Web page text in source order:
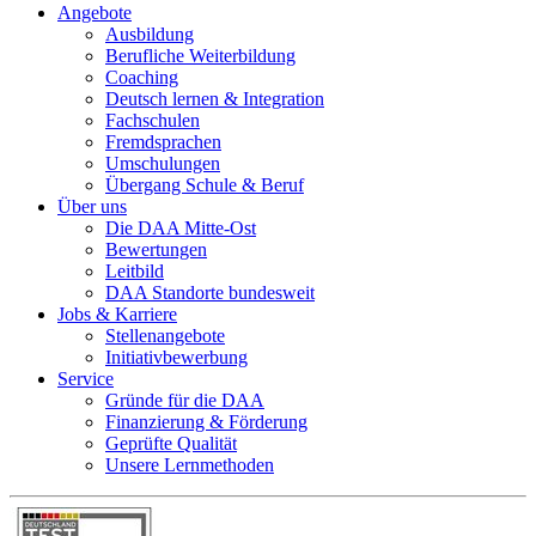
Angebote
Ausbildung
Berufliche Weiterbildung
Coaching
Deutsch lernen & Integration
Fachschulen
Fremdsprachen
Umschulungen
Übergang Schule & Beruf
Über uns
Die DAA Mitte-Ost
Bewertungen
Leitbild
DAA Standorte bundesweit
Jobs & Karriere
Stellenangebote
Initiativbewerbung
Service
Gründe für die DAA
Finanzierung & Förderung
Geprüfte Qualität
Unsere Lernmethoden